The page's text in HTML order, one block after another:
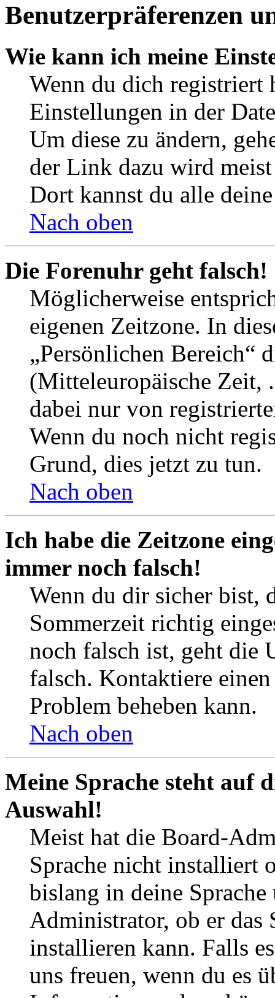
Benutzerpräferenzen
Wie kann ich meine
Wenn du dich registriert
Einstellungen in der
Um diese zu ändern,
der Link dazu wird
Dort kannst du alle
Nach oben
Die Forenuhr geht falsch!
Möglicherweise
eigenen Zeitzone. In
„Persönlichen Bereich“
(Mitteleuropäische Zeit,
dabei nur von
Wenn du noch nicht
Grund, dies jetzt zu tun.
Nach oben
Ich habe die Zeitzone
immer noch falsch!
Wenn du dir sicher bist,
Sommerzeit richtig
noch falsch ist, geht die
falsch. Kontaktiere
Problem beheben kann.
Nach oben
Meine Sprache steht auf
Auswahl!
Meist hat die Board-
Sprache nicht installiert
bislang in deine
Administrator, ob er das
installieren kann. Falls
uns freuen, wenn du es